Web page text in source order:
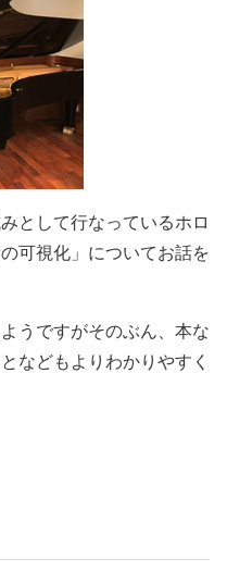
として行なっているホロ
可視化」についてお話を
うですがそのぶん、本な
などもよりわかりやすく